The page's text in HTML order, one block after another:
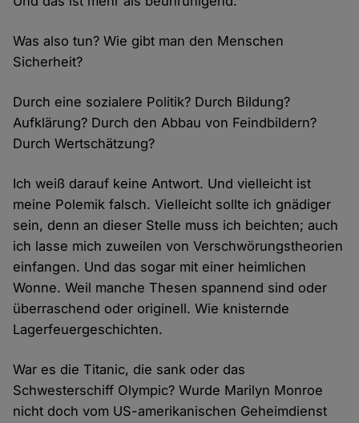
Was also tun? Wie gibt man den Menschen
Sicherheit?
Durch eine sozialere Politik? Durch Bildung?
Aufklärung? Durch den Abbau von Feindbildern?
Durch Wertschätzung?
Ich weiß darauf keine Antwort. Und vielleicht ist
meine Polemik falsch. Vielleicht sollte ich gnädiger
sein, denn an dieser Stelle muss ich beichten; auch
ich lasse mich zuweilen von Verschwörungstheorien
einfangen. Und das sogar mit einer heimlichen
Wonne. Weil manche Thesen spannend sind oder
überraschend oder originell. Wie knisternde
Lagerfeuergeschichten.
War es die Titanic, die sank oder das
Schwesterschiff Olympic? Wurde Marilyn Monroe
nicht doch vom US-amerikanischen Geheimdienst